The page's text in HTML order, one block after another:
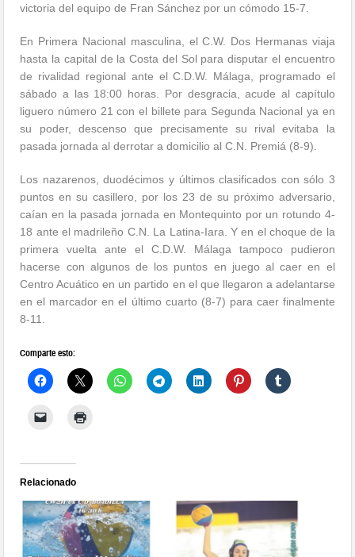
victoria del equipo de Fran Sánchez por un cómodo 15-7.
En Primera Nacional masculina, el C.W. Dos Hermanas viaja
hasta la capital de la Costa del Sol para disputar el encuentro
de rivalidad regional ante el C.D.W. Málaga, programado el
sábado a las 18:00 horas. Por desgracia, acude al capítulo
liguero número 21 con el billete para Segunda Nacional ya en
su poder, descenso que precisamente su rival evitaba la
pasada jornada al derrotar a domicilio al C.N. Premiá (8-9).
Los nazarenos, duodécimos y últimos clasificados con sólo 3
puntos en su casillero, por los 23 de su próximo adversario,
caían en la pasada jornada en Montequinto por un rotundo 4-
18 ante el madrileño C.N. La Latina-Iara. Y en el choque de la
primera vuelta ante el C.D.W. Málaga tampoco pudieron
hacerse con algunos de los puntos en juego al caer en el
Centro Acuático en un partido en el que llegaron a adelantarse
en el marcador en el último cuarto (8-7) para caer finalmente
8-11.
Comparte esto:
Relacionado